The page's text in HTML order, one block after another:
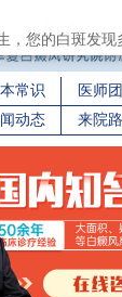
常识
医师
动态 来院
，您的白斑发现